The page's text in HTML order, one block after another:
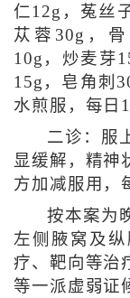
仁12g，菟丝
苁蓉30g，
10g，炒麦芽
15g，皂角刺
水煎服，每日
二诊：服
显缓解，精神
方加减服用，
按本案为
左侧腋窝及
疗、靶向等治
等一派虚弱证